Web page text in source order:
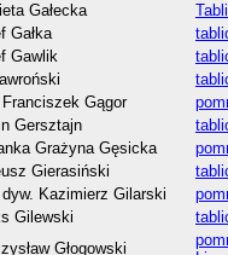
Gałecka
Gałka
Gawlik
Gągor
Gersztajn
Grażyna Gęsicka
Gierasiński
Kazimierz Gilarski
Gilewski
Głogowski